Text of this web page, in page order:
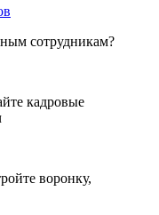
сотрудникам?
кадровые
воронку,